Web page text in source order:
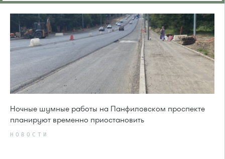
Ночные шумные работы на Панфиловском проспекте
планируют временно приостановить
НОВОСТИ